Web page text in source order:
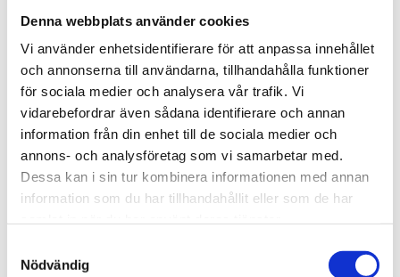
Denna webbplats använder cookies
Vi använder enhetsidentifierare för att anpassa innehållet
och annonserna till användarna, tillhandahålla funktioner
för sociala medier och analysera vår trafik. Vi
vidarebefordrar även sådana identifierare och annan
information från din enhet till de sociala medier och
annons- och analysföretag som vi samarbetar med.
Dessa kan i sin tur kombinera informationen med annan
information som du har tillhandahållit eller som de har
Nödvändig
5 770,00KR
Antal